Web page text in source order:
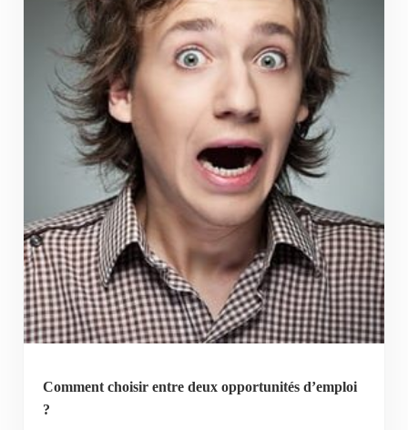
Comment choisir entre deux opportunités d’emploi
?